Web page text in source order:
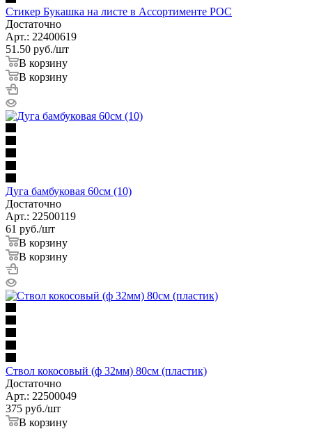
Стикер Букашка на листе в Ассортименте РОС
Достаточно
Арт.: 22400619
51.50 руб./шт
В корзину
В корзину
Дуга бамбуковая 60см (10)
Достаточно
Арт.: 22500119
61 руб./шт
В корзину
В корзину
Ствол кокосовый (ф 32мм) 80см (пластик)
Достаточно
Арт.: 22500049
375 руб./шт
В корзину